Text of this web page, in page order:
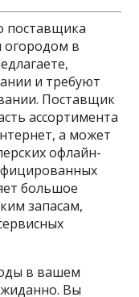
поставщика
огородом в
и требуют
Поставщик
ассортимента
а может
офлайн-
большое
запасам,
в вашем
Вы